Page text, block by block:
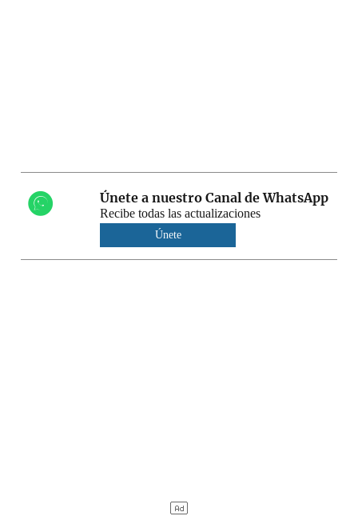
Únete a nuestro Canal de WhatsApp
Recibe todas las actualizaciones
Únete